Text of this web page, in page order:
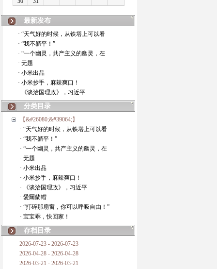
最新发布
· “天气好的时候，从铁塔上可以看
· “我不躺平！”
· “一个幽灵，共产主义的幽灵，在
· 无题
· 小米出品
· 小米抄手，麻辣爽口！
· 《谈治国理政》，习近平
分类目录
【&#26080;&#39064;】
· “天气好的时候，从铁塔上可以看
· “我不躺平！”
· “一个幽灵，共产主义的幽灵，在
· 无题
· 小米出品
· 小米抄手，麻辣爽口！
· 《谈治国理政》，习近平
· 愛爾蘭帽
· “打碎那扇窗，你可以呼吸自由！”
· 宝宝乖，快回家！
存档目录
2026-07-23 - 2026-07-23
2026-04-28 - 2026-04-28
2026-03-21 - 2026-03-21